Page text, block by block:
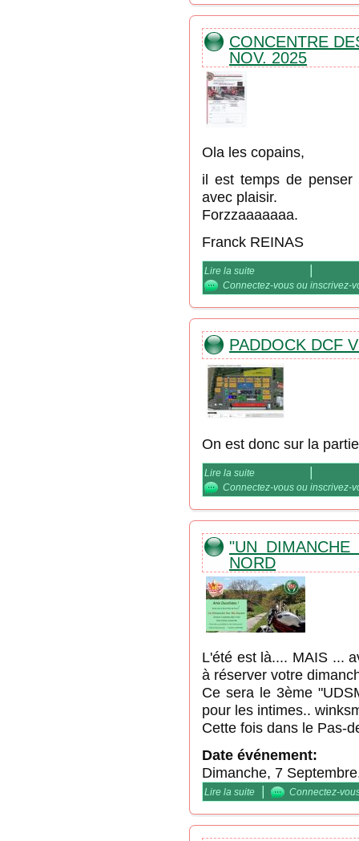
CONCENTRE
NOV. 2025
Ola les copains,
il est temps de
avec plaisir.
Forzzaaaaaaa.
Franck REINAS
Lire la suite
Connectez-vous ou inscrivez-
PADDOCK DCF
On est donc sur la
Lire la suite
Connectez-vous ou inscrivez-
"UN
NORD
L'été est là.... MAIS ...
à réserver votre
Ce sera le 3ème
pour les intimes..
Cette fois dans le Pas-
Date événement:
Dimanche, 7
Lire la suite de "Un Dimanche Sur
Connectez-